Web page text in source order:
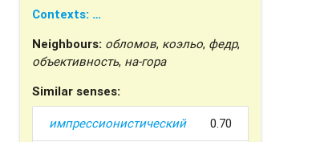
Contexts: …
Neighbours: обломов, коэльо, федр,
объективность, на-гора
Similar senses:
импрессионистический 0.70